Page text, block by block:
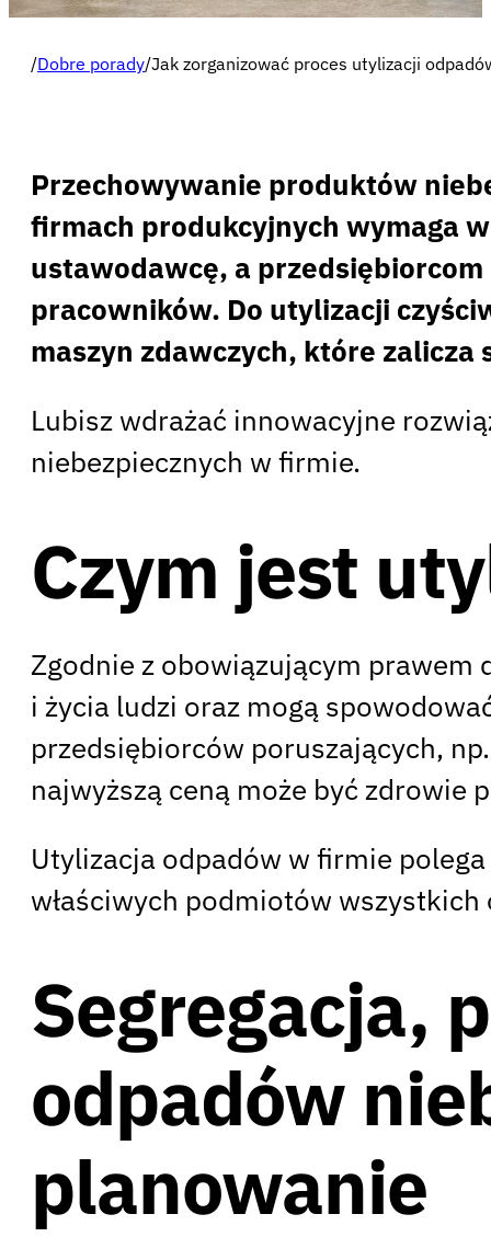
/Dobre porady/Jak zorganizować proces utylizacji
Przechowywanie produktów
firmach produkcyjnych wymaga
ustawodawcę, a
pracowników. Do utylizacji
maszyn zdawczych, które
Lubisz wdrażać innowacyjne
niebezpiecznych w firmie.
Czym jest
Zgodnie z obowiązującym
i życia ludzi oraz mogą
przedsiębiorców poruszających,
najwyższą ceną może być zdrowie
Utylizacja odpadów w firmie
właściwych podmiotów
Segregacja,
odpadów
planowanie